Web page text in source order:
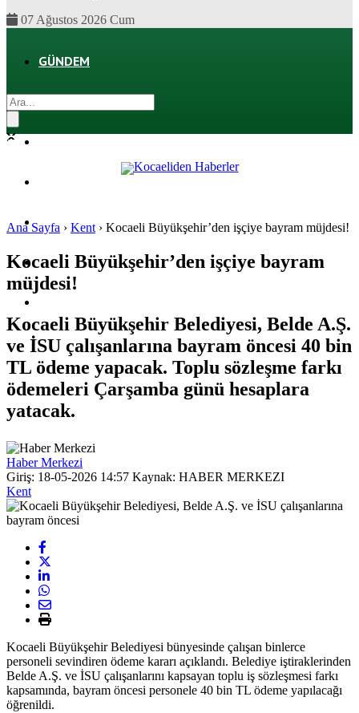
07 Ağustos 2026 Cum
GÜNDEM
SPOR
MAGAZIN
Ana Sayfa › Kent › Kocaeli Büyükşehir’den işçiye bayram müjdesi!
Kocaeli Büyükşehir’den işçiye bayram
müjdesi!
Kocaeli Büyükşehir Belediyesi, Belde A.Ş.
ve İSU çalışanlarına bayram öncesi 40 bin
TL ödeme yapacak. Toplu sözleşme farkı
ödemeleri Çarşamba günü hesaplara
yatacak.
Haber Merkezi
Giriş: 18-05-2026 14:57 Kaynak: HABER MERKEZI
Kent
Kocaeli Büyükşehir Belediyesi bünyesinde çalışan binlerce
personeli sevindiren ödeme kararı açıklandı. Belediye iştiraklerinden
Belde A.Ş. ve İSU çalışanlarını kapsayan toplu iş sözleşmesi farkı
kapsamında, bayram öncesi personele 40 bin TL ödeme yapılacağı
öğrenildi.